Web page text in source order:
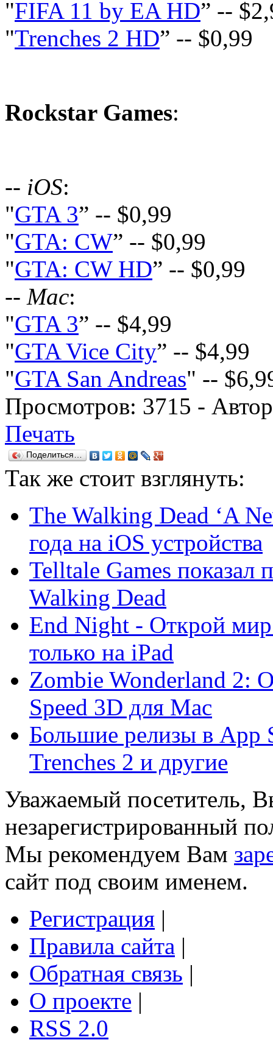
"FIFA 11 by EA HD” --
"Trenches 2 HD” -- $0,99
Rockstar Games:
-- iOS:
"GTA 3” -- $0,99
"GTA: CW” -- $0,99
"GTA: CW HD” -- $0,99
-- Mac:
"GTA 3” -- $4,99
"GTA Vice City” -- $4,99
"GTA San Andreas" --
Просмотров: 3715 -
Печать
Поделиться…
Так же стоит взглянуть:
The Walking Dead ‘A
года на iOS устройства
Telltale Games показал
Walking Dead
End Night - Открой
только на iPad
Zombie Wonderland 2:
Speed 3D для Mac
Большие релизы в App
Trenches 2 и другие
Уважаемый посетитель,
незарегистрированный
Мы рекомендуем Вам
сайт под своим именем.
Регистрация |
Правила сайта |
Обратная связь |
О проекте |
RSS 2.0